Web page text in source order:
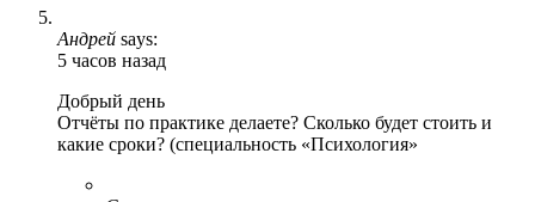
Андрей says:
5 часов назад
Добрый день
Отчёты по практике делаете? Сколько будет стоить и
какие сроки? (специальность «Психология»